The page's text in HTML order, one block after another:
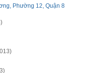
Phường 12, Quận 8